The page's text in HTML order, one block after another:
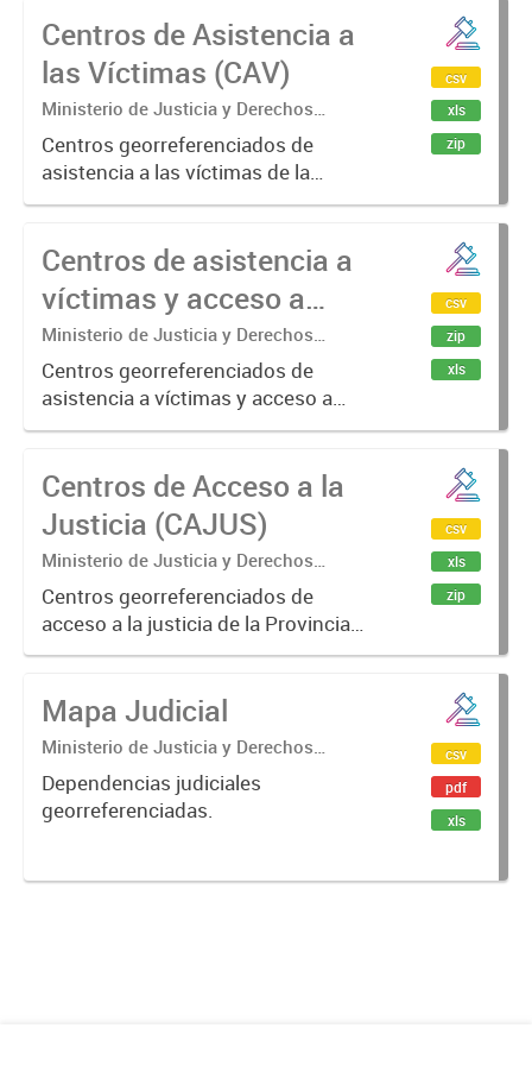
humanos que ocurrieron en la
última dictadura cívico Militar...
Centros de Asistencia a
las Víctimas (CAV)
Ministerio de Justicia y Derechos
Humanos.
Centros georreferenciados de
asistencia a las víctimas de la
Provincia de Buenos Aires.
csv
xls
zip
Centros de asistencia a
víctimas y acceso a
justicia (CAVAJ)
Ministerio de Justicia y Derechos
Humanos.
Centros georreferenciados de
asistencia a víctimas y acceso a
justicia.
csv
zip
xls
Centros de Acceso a la
Justicia (CAJUS)
Ministerio de Justicia y Derechos
Humanos.
Centros georreferenciados de
acceso a la justicia de la Provincia
de Buenos Aires.
csv
xls
zip
Mapa Judicial
Ministerio de Justicia y Derechos
Humanos.
Dependencias judiciales
georreferenciadas.
csv
pdf
xls